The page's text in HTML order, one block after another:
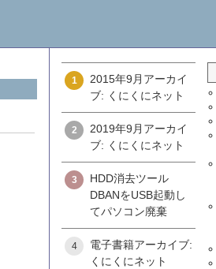
1
2015年9月アーカイ
ブ: くにくにネット
2
2019年9月アーカイ
ブ: くにくにネット
3
HDD消去ツール
DBANをUSB起動し
てパソコン廃棄
4
電子書籍アーカイブ:
くにくにネット